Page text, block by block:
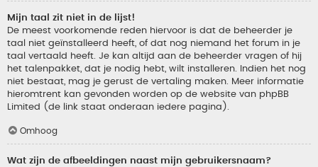
Mijn taal zit niet in de lijst!
De meest voorkomende reden hiervoor is dat de beheerder je
taal niet geïnstalleerd heeft, of dat nog niemand het forum in je
taal vertaald heeft. Je kan altijd aan de beheerder vragen of hij
het talenpakket, dat je nodig hebt, wilt installeren. Indien het nog
niet bestaat, mag je gerust de vertaling maken. Meer informatie
hieromtrent kan gevonden worden op de website van phpBB
Limited (de link staat onderaan iedere pagina).
Omhoog
Wat zijn de afbeeldingen naast mijn gebruikersnaam?